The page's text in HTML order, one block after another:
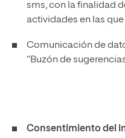
sms, con la finalidad
actividades en las
Comunicación de
“Buzón de
Consentimiento del